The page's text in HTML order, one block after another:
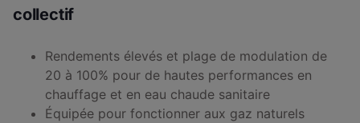
collectif
Rendements élevés et plage de modulation de
20 à 100% pour de hautes performances en
chauffage et en eau chaude sanitaire
Équipée pour fonctionner aux gaz naturels